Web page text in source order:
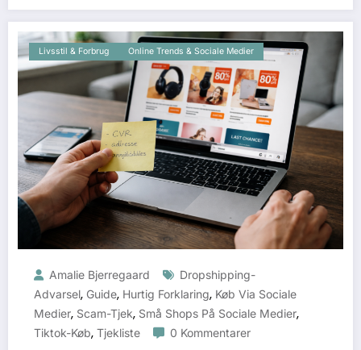
Livsstil & Forbrug Online Trends & Sociale Medier
Amalie Bjerregaard
Dropshipping-
Advarsel, Guide, Hurtig Forklaring, Køb Via Sociale
Medier, Scam-Tjek, Små Shops På Sociale Medier,
Tiktok-Køb, Tjekliste 0 Kommentarer